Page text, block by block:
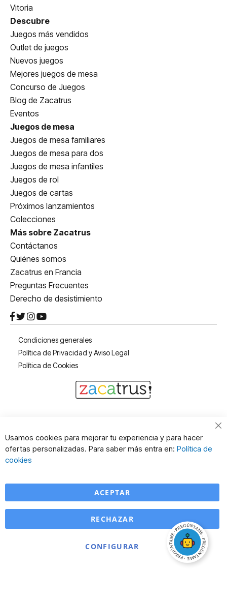
Vitoria
Descubre
Juegos más vendidos
Outlet de juegos
Nuevos juegos
Mejores juegos de mesa
Concurso de Juegos
Blog de Zacatrus
Eventos
Juegos de mesa
Juegos de mesa familiares
Juegos de mesa para dos
Juegos de mesa infantiles
Juegos de rol
Juegos de cartas
Próximos lanzamientos
Colecciones
Más sobre Zacatrus
Contáctanos
Quiénes somos
Zacatrus en Francia
Preguntas Frecuentes
Derecho de desistimiento
Condiciones generales
Política de Privacidad y Aviso Legal
Política de Cookies
Usamos cookies para mejorar tu experiencia y para hacer
ofertas personalizadas. Para saber más entra en: Política de
cookies
ACEPTAR
CONFIGURAR
RECHAZAR